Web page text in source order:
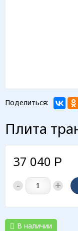
Поделиться:
Плита
37 040 Р
- +
В наличии